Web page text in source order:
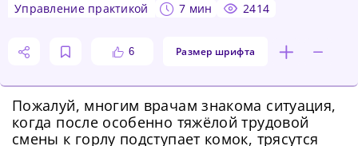
управление практикой 7 мин 2414
6 Размер шрифта
Пожалуй, многим врачам знакома ситуация,
когда после особенно тяжёлой трудовой
смены к горлу подступает комок, трясутся